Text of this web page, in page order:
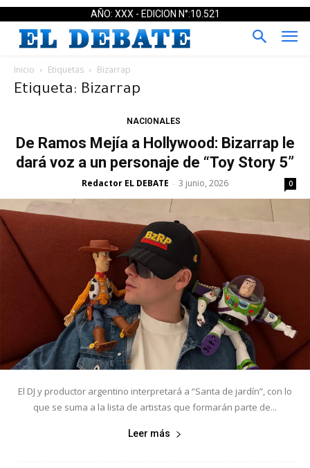
AÑO: XXX - EDICION N°:10.521
Inicio Etiquetas Bizarrap
Etiqueta: Bizarrap
NACIONALES
De Ramos Mejía a Hollywood: Bizarrap le
dará voz a un personaje de “Toy Story 5”
Redactor EL DEBATE - 3 junio, 2026 0
El DJ y productor argentino interpretará a “Santa de jardín”, con lo
que se suma a la lista de artistas que formarán parte de...
Leer más